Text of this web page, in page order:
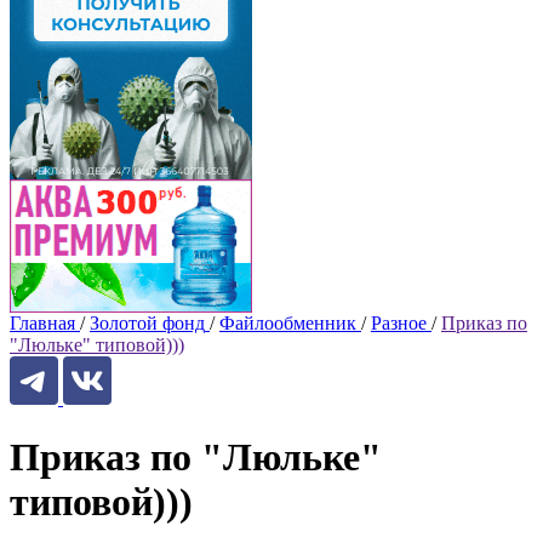
Главная / Золотой фонд / Файлообменник / Разное / Приказ по
"Люльке" типовой)))
Приказ по "Люльке"
типовой)))